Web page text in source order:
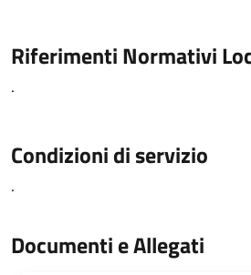
Riferimenti Normativi
.
Condizioni di servizio
.
Documenti e Allegati